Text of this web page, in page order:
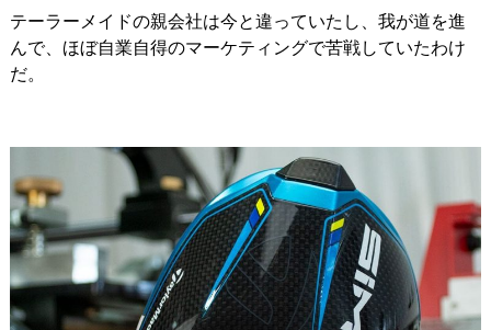
テーラーメイドの親会社は今と違っていたし、我が道を進
んで、ほぼ自業自得のマーケティングで苦戦していたわけ
だ。